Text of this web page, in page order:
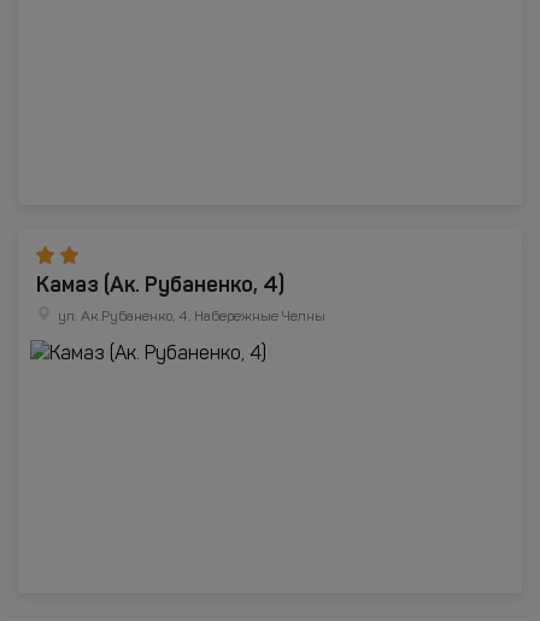
Камаз (Ак. Рубаненко, 4)
ул. Ак.Рубаненко, 4, Набережные Челны